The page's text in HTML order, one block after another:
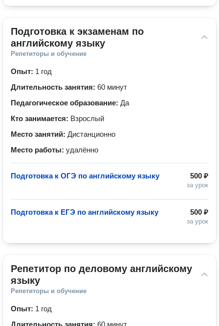
Подготовка к экзаменам по
английскому языку
Репетиторы и обучение
Опыт: 1 год
Длительность занятия: 60 минут
Педагогическое образование: Да
Кто занимается: Взрослый
Место занятий: Дистанционно
Место работы: удалённо
500 ₽
за урок
Подготовка к ОГЭ по английскому языку
500 ₽
за урок
Подготовка к ЕГЭ по английскому языку
Репетитор по деловому английскому
языку
Репетиторы и обучение
Опыт: 1 год
Длительность занятия: 60 минут